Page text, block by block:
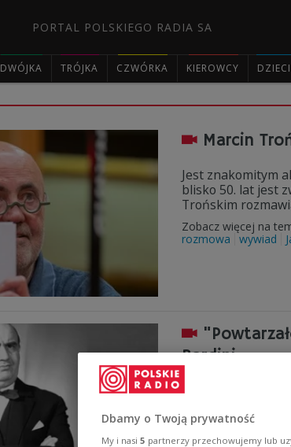
PORTAL POLSKIEGO RADIA SA
DWÓJKA TRÓJKA CZWÓRKA KIEROWCY DZIECI
Marcin
Jest znakomitym
blisko 50. lat jest
Trońskim
Zobacz więcej na
rozmowa
wywiad
Bardini
Choć nie grał ról
osobowością.
z
nagrań z
Dbamy o Twoją prywatność
My i nasi 5 partnerzy przechowujemy lub